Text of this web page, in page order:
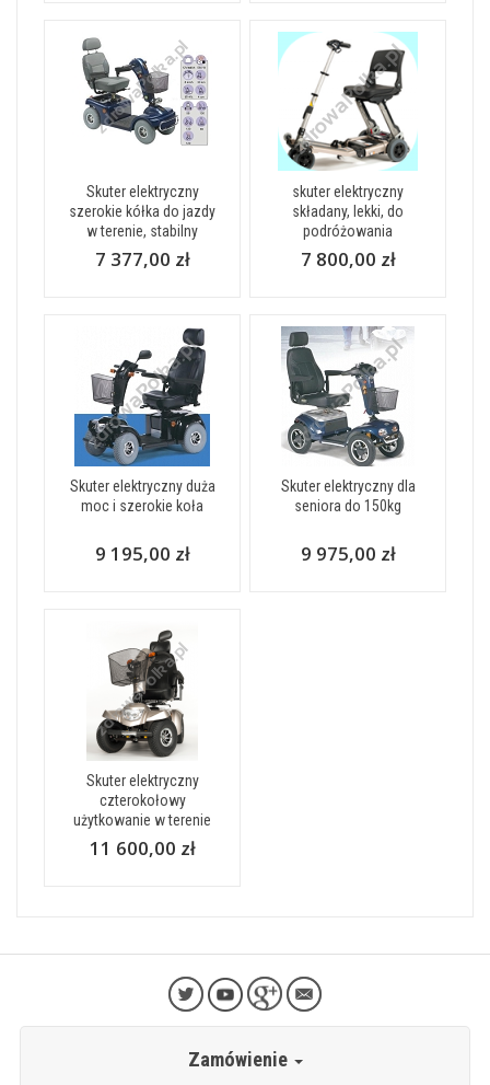
Skuter elektryczny
szerokie kółka do jazdy
w terenie, stabilny
7 377,00 zł
skuter elektryczny
składany, lekki, do
podróżowania
7 800,00 zł
Skuter elektryczny duża
moc i szerokie koła
9 195,00 zł
Skuter elektryczny dla
seniora do 150kg
9 975,00 zł
Skuter elektryczny
czterokołowy
użytkowanie w terenie
11 600,00 zł
Zamówienie